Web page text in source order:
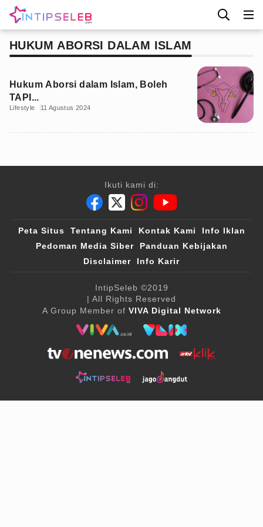
HUKUM ABORSI DALAM ISLAM
Hukum Aborsi dalam Islam, Boleh
TAPI...
Lifestyle 11 Agustus 2024
Ikuti kami di:
Peta Situs Tentang Kami Kontak Kami
Info Iklan
Pedoman Media Siber
Panduan Kebijakan
Disclaimer
Info Karir
IntipSeleb ©2019
| All Rights Reserved
A Group Member of VIVA Digital Network